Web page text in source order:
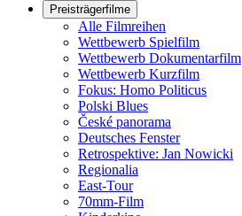
Preisträgerfilme
Alle Filmreihen
Wettbewerb Spielfilm
Wettbewerb Dokumentarfilm
Wettbewerb Kurzfilm
Fokus: Homo Politicus
Polski Blues
České panorama
Deutsches Fenster
Retrospektive: Jan Nowicki
Regionalia
East-Tour
70mm-Film